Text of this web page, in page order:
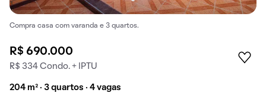
Compra casa com varanda e 3 quartos.
R$ 690.000
R$ 334 Condo. + IPTU
204 m² · 3 quartos · 4 vagas